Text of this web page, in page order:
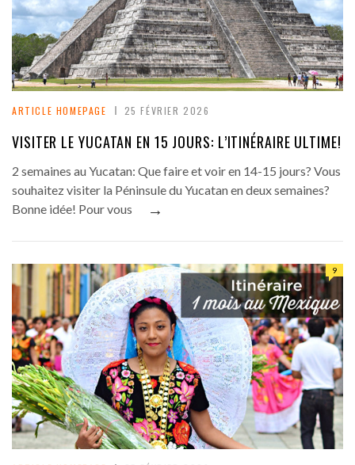
ARTICLE HOMEPAGE 25 FÉVRIER 2026
VISITER LE YUCATAN EN 15 JOURS: L’ITINÉRAIRE ULTIME!
2 semaines au Yucatan: Que faire et voir en 14-15 jours? Vous
souhaitez visiter la Péninsule du Yucatan en deux semaines?
Bonne idée! Pour vous
→
9